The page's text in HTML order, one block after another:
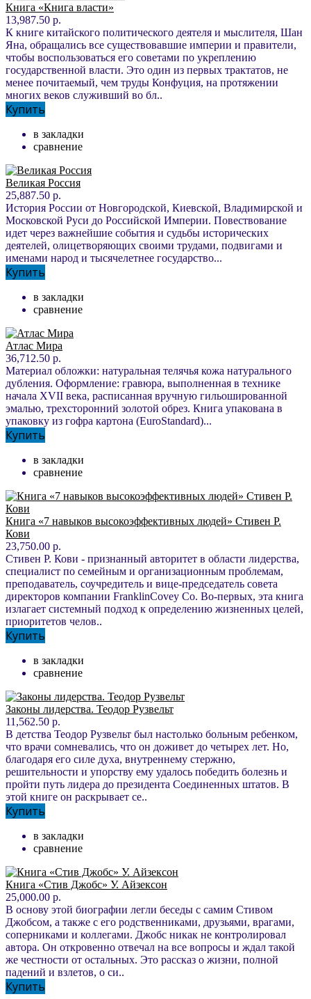
Книга «Книга власти»
13,987.50 р.
К книге китайского политического деятеля и мыслителя, Шан
Яна, обращались все существовавшие империи и правители,
чтобы воспользоваться его советами по укреплению
государственной власти. Это один из первых трактатов, не
менее почитаемый, чем труды Конфуция, на протяжении
многих веков служивший во бл..
Купить
в закладки
сравнение
Великая Россия
25,887.50 р.
История России от Новгородской, Киевской, Владимирской и
Московской Руси до Российской Империи. Повествование
идет через важнейшие события и судьбы исторических
деятелей, олицетворяющих своими трудами, подвигами и
именами народ и тысячелетнее государство...
Купить
в закладки
сравнение
Атлас Мира
36,712.50 р.
Материал обложки: натуральная телячья кожа натурального
дубления. Оформление: гравюра, выполненная в технике
начала XVII века, расписанная вручную гильошированной
эмалью, трехсторонний золотой обрез. Книга упакована в
упаковку из гофра картона (EuroStandard)...
Купить
в закладки
сравнение
Книга «7 навыков высокоэффективных людей» Стивен Р.
Кови
23,750.00 р.
Стивен Р. Кови - признанный авторитет в области лидерства,
специалист по семейным и организационным проблемам,
преподаватель, соучредитель и вице-председатель совета
директоров компании FranklinCovey Co. Во-первых, эта книга
излагает системный подход к определению жизненных целей,
приоритетов челов..
Купить
в закладки
сравнение
Законы лидерства. Теодор Рузвельт
11,562.50 р.
В детства Теодор Рузвельт был настолько больным ребенком,
что врачи сомневались, что он доживет до четырех лет. Но,
благодаря его силе духа, внутреннему стержню,
решительности и упорству ему удалось победить болезнь и
пройти путь лидера до президента Соединенных штатов. В
этой книге он раскрывает се..
Купить
в закладки
сравнение
Книга «Стив Джобс» У. Айзексон
25,000.00 р.
В основу этой биографии легли беседы с самим Стивом
Джобсом, а также с его родственниками, друзьями, врагами,
соперниками и коллегами. Джобс никак не контролировал
автора. Он откровенно отвечал на все вопросы и ждал такой
же честности от остальных. Это рассказ о жизни, полной
падений и взлетов, о си..
Купить